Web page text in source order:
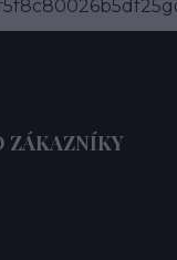
ZÁKAZNÍKY